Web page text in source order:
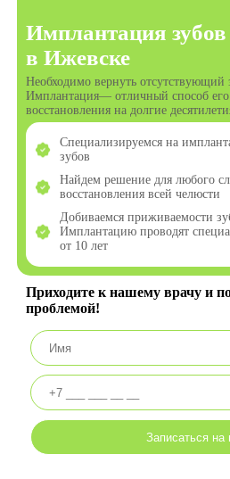
Имплантация зубов
в Ижевске
Необходимо вернуть отсутствующий
Имплантация— отличный способ его
восстановления на долгие
Специализируемся на
зубов
Найдем решение для любого
восстановления всей челюсти
Добиваемся приживаемости
Имплантацию проводят
от 10 лет
Приходите к нашему врачу и
проблемой!